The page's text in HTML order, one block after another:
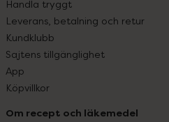
Handla tryggt
Leverans, betalning och retur
Kundklubb
Sajtens tillgänglighet
App
Köpvillkor
Om recept och läkemedel